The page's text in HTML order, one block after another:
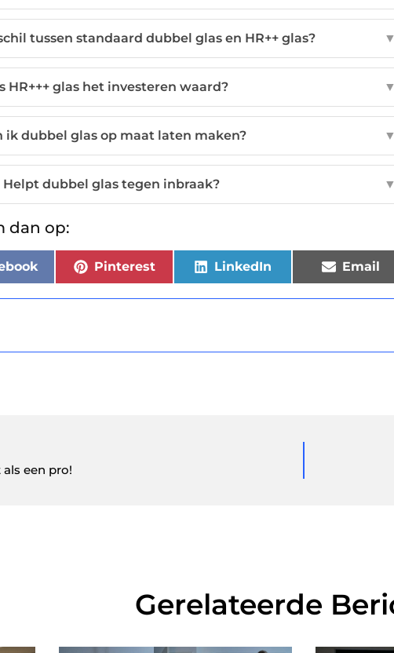
tussen standaard dubbel glas en HR++ glas? ▼
HR+++ glas het investeren waard? ▼
ik dubbel glas op maat laten maken? ▼
Helpt dubbel glas tegen inbraak? ▼
dan op:
Pinterest LinkedIn Email
een pro!
Gerelateerde